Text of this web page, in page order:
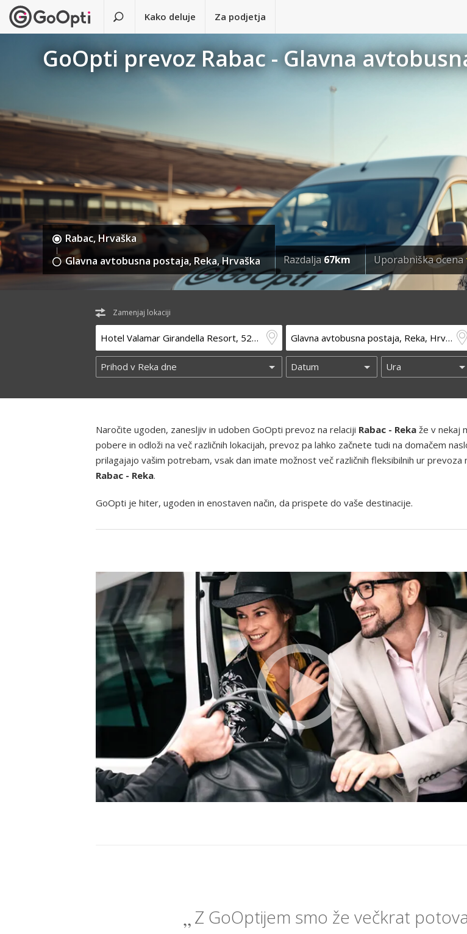
Kako deluje Za podjetja
GoOpti prevoz Rabac - Glavna
Rabac, Hrvaška
Glavna avtobusna postaja, Reka, Hrvaška
Razdalja67km Uporabniška ocena
Zamenjaj lokaciji
Naročite ugoden, zanesljiv in udoben GoOpti prevoz na relaciji Rabac - Reka že v nekaj
pobere in odloži na več različnih lokacijah, prevoz pa lahko začnete tudi na domačem
prilagajajo vašim potrebam, vsak dan imate možnost več različnih fleksibilnih ur prevoza
Rabac - Reka.
GoOpti je hiter, ugoden in enostaven način, da prispete do vaše destinacije.
Z GoOptijem smo že večkrat